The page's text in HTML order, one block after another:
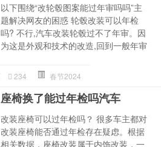
以下围绕“改轮毂图案能过年审吗吗”主
题解决网友的困惑 轮毂改装可以年检
吗? 不行,汽车改装轮毂过不了年审。因
为这是外观和技术的改造,回到一般年审
234 春节2024
座椅换了能过年检吗汽车
改装座椅可以过年检吗？ 很多车主都对
改装座椅能否通过年检存在疑虑。根据
相关数据，座椅改装属于内饰改装，一